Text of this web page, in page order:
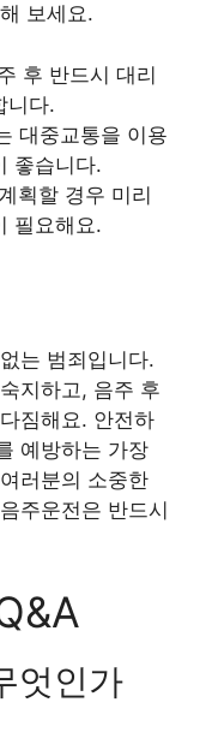
보세요.
후 반드시 대리
니다.
대중교통을 이용
좋습니다.
획할 경우 미리
필요해요.
는 범죄입니다.
지하고, 음주 후
짐해요. 안전하
예방하는 가장
러분의 소중한
주운전은 반드시
엇인가